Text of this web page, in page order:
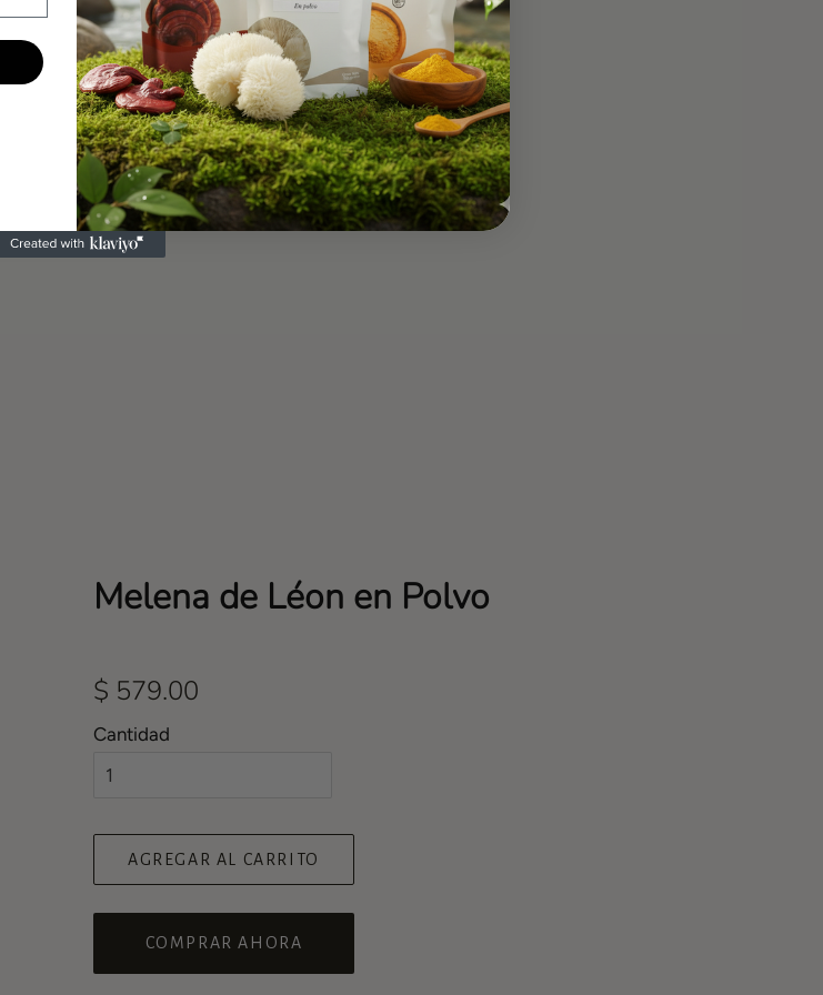
COMPRAR AHORA
Más información →
Melena de Léon en Polvo
Precio
$ 579.00
Cantidad
AGREGAR AL CARRITO
COMPRAR AHORA